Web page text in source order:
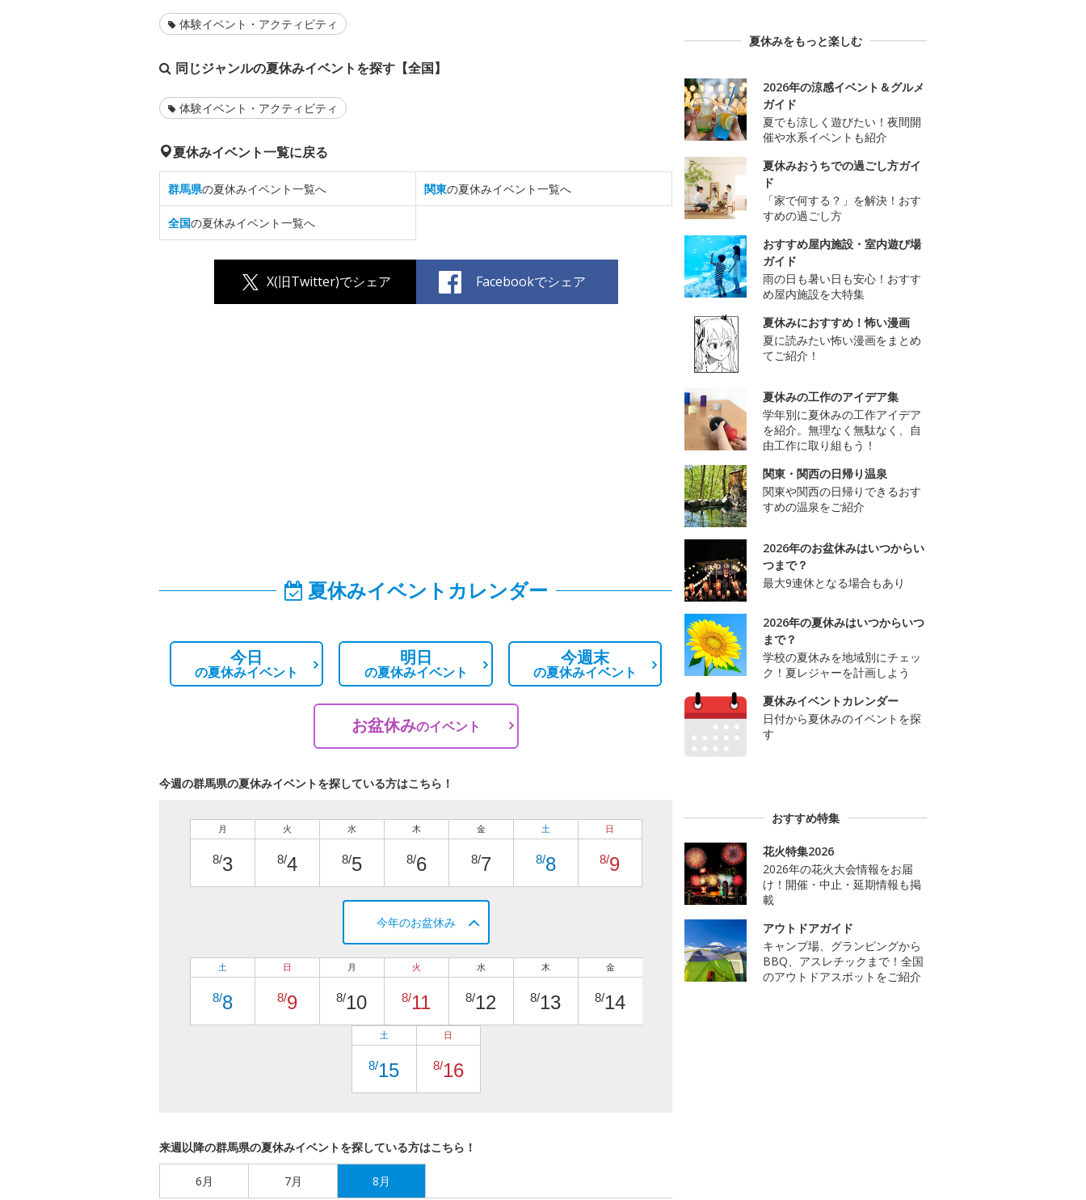
体験イベント・アクティビティ
同じジャンルの夏休みイベントを探す【全国】
体験イベント・アクティビティ
夏休みイベント一覧に戻る
群馬県の夏休みイベント一覧へ 関東の夏休みイベント一覧へ
全国の夏休みイベント一覧へ
X(旧Twitter)でシェア Facebookでシェア
夏休みイベントカレンダー
今日
の夏休みイベント
明日
の夏休みイベント
今週末
の夏休みイベント
お盆休みのイベント
今週の群馬県の夏休みイベントを探している方はこちら！
月
8/3
火
8/4
水
8/5
木
8/6
金
8/7
土
8/8
日
8/9
今年のお盆休み
土
8/8
日
8/9
月
8/10
火
8/11
水
8/12
木
8/13
金
8/14
土
8/15
日
8/16
来週以降の群馬県の夏休みイベントを探している方はこちら！
6月 7月 8月
夏休みをもっと楽しむ
2026年の涼感イベント＆グルメ
ガイド
夏でも涼しく遊びたい！夜間開
催や水系イベントも紹介
夏休みおうちでの過ごし方ガイ
ド
「家で何する？」を解決！おす
すめの過ごし方
おすすめ屋内施設・室内遊び場
ガイド
雨の日も暑い日も安心！おすす
め屋内施設を大特集
夏休みにおすすめ！怖い漫画
夏に読みたい怖い漫画をまとめ
てご紹介！
夏休みの工作のアイデア集
学年別に夏休みの工作アイデア
を紹介。無理なく無駄なく、自
由工作に取り組もう！
関東・関西の日帰り温泉
関東や関西の日帰りできるおす
すめの温泉をご紹介
2026年のお盆休みはいつからい
つまで？
最大9連休となる場合もあり
2026年の夏休みはいつからいつ
まで？
学校の夏休みを地域別にチェッ
ク！夏レジャーを計画しよう
夏休みイベントカレンダー
日付から夏休みのイベントを探
す
おすすめ特集
花火特集2026
2026年の花火大会情報をお届
け！開催・中止・延期情報も掲
載
アウトドアガイド
キャンプ場、グランピングから
BBQ、アスレチックまで！全国
のアウトドアスポットをご紹介